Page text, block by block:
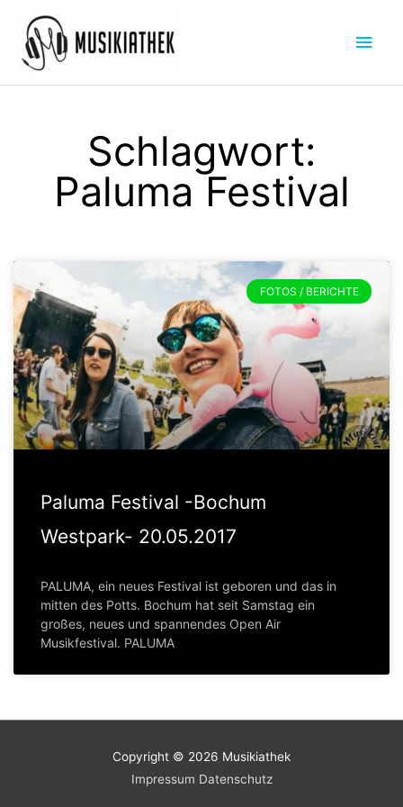
Inhalt
springen
Schlagwort:
Paluma Festival
FOTOS / BERICHTE
Paluma Festival -Bochum
Westpark- 20.05.2017
PALUMA, ein neues Festival ist geboren und das in
mitten des Potts. Bochum hat seit Samstag ein
großes, neues und spannendes Open Air
Musikfestival. PALUMA
Copyright © 2026 Musikiathek
Impressum Datenschutz